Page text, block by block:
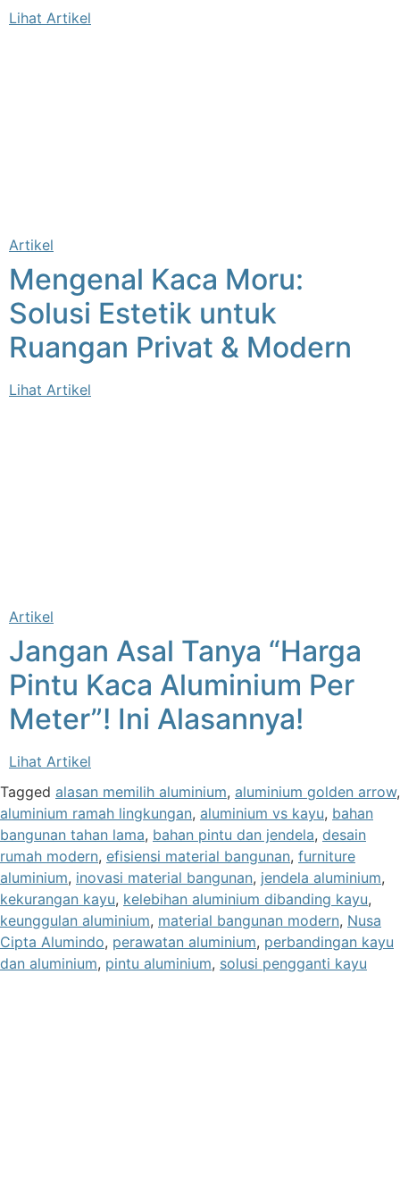
Lihat Artikel
Artikel
Mengenal Kaca Moru:
Solusi Estetik untuk
Ruangan Privat & Modern
Lihat Artikel
Artikel
Jangan Asal Tanya “Harga
Pintu Kaca Aluminium Per
Meter”! Ini Alasannya!
Lihat Artikel
Tagged alasan memilih aluminium, aluminium golden arrow,
aluminium ramah lingkungan, aluminium vs kayu, bahan
bangunan tahan lama, bahan pintu dan jendela, desain
rumah modern, efisiensi material bangunan, furniture
aluminium, inovasi material bangunan, jendela aluminium,
kekurangan kayu, kelebihan aluminium dibanding kayu,
keunggulan aluminium, material bangunan modern, Nusa
Cipta Alumindo, perawatan aluminium, perbandingan kayu
dan aluminium, pintu aluminium, solusi pengganti kayu